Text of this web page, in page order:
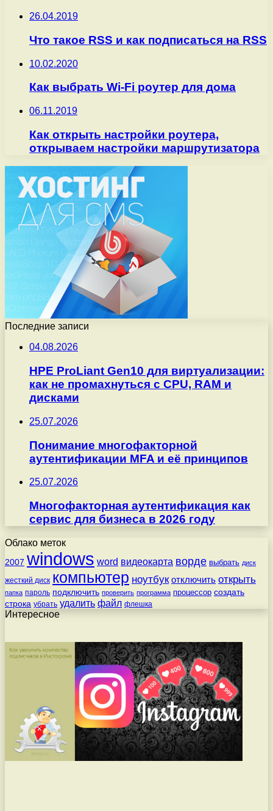
26.04.2019
Что такое RSS и как подписаться на RSS
10.02.2020
Как выбрать Wi-Fi роутер для дома
06.11.2019
Как открыть настройки роутера,
открываем настройки маршрутизатора
Последние записи
04.08.2026
HPE ProLiant Gen10 для виртуализации:
как не промахнуться с CPU, RAM и
дисками
25.07.2026
Понимание многофакторной
аутентификации MFA и её принципов
25.07.2026
Многофакторная аутентификация как
сервис для бизнеса в 2026 году
Облако меток
2007 windows word видеокарта ворде выбрать диск
жесткий диск компьютер ноутбук отключить открыть
папка пароль подключить проверить программа процессор создать
строка убрать удалить файл флешка
Интересное